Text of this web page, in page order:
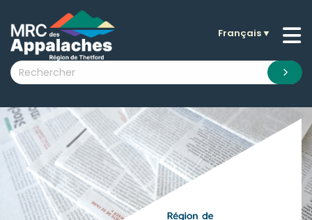
submenu (La MRC )
submenu (Citoyens )
submenu (Visiteurs )
submenu (Nouvelles )
submenu (Documentation )
Français▼